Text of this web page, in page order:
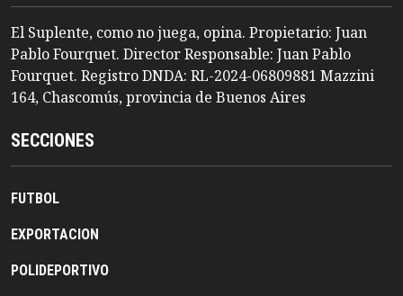
El Suplente, como no juega, opina. Propietario: Juan
Pablo Fourquet. Director Responsable: Juan Pablo
Fourquet. Registro DNDA: RL-2024-06809881 Mazzini
164, Chascomús, provincia de Buenos Aires
SECCIONES
FUTBOL
EXPORTACION
POLIDEPORTIVO